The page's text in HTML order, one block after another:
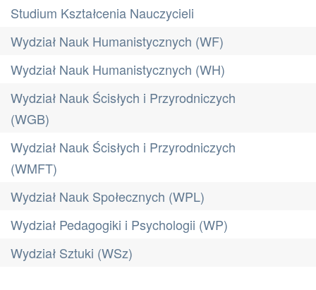
Studium Kształcenia Nauczycieli
Wydział Nauk Humanistycznych (WF)
Wydział Nauk Humanistycznych (WH)
Wydział Nauk Ścisłych i Przyrodniczych
(WGB)
Wydział Nauk Ścisłych i Przyrodniczych
(WMFT)
Wydział Nauk Społecznych (WPL)
Wydział Pedagogiki i Psychologii (WP)
Wydział Sztuki (WSz)